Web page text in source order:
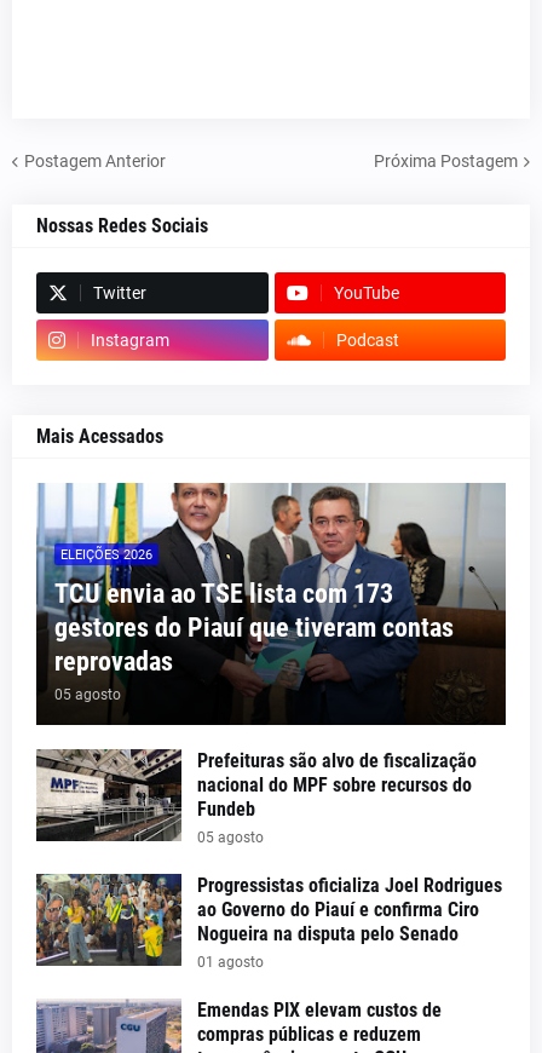
Postagem Anterior Próxima Postagem
Nossas Redes Sociais
Twitter YouTube
Instagram Podcast
Mais Acessados
ELEIÇÕES 2026
TCU envia ao TSE lista com 173
gestores do Piauí que tiveram contas
reprovadas
05 agosto
Prefeituras são alvo de fiscalização
nacional do MPF sobre recursos do
Fundeb
05 agosto
Progressistas oficializa Joel Rodrigues
ao Governo do Piauí e confirma Ciro
Nogueira na disputa pelo Senado
01 agosto
Emendas PIX elevam custos de
compras públicas e reduzem